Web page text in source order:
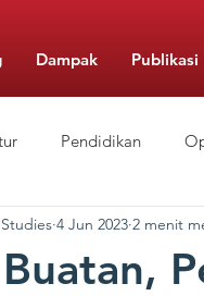
Dampak Publikasi
Pendidikan
Pengelolaan
4 Jun 2023 2 menit